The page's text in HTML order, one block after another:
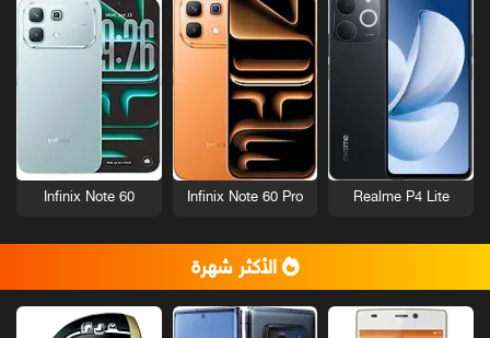
Realme P4 Lite
Infinix Note 60 Pro
Infinix Note 60
الأكثر شهرة